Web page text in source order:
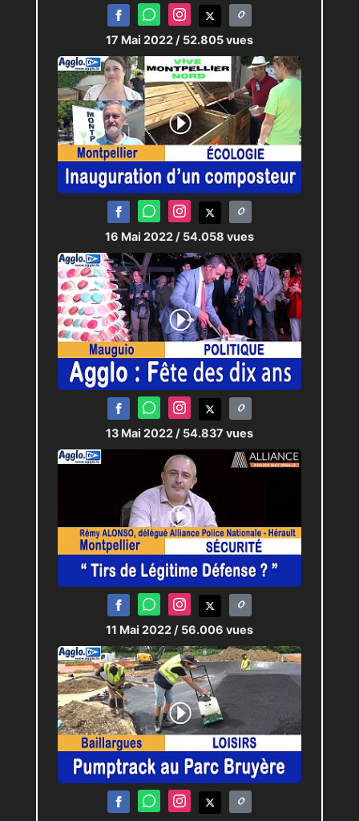
17 Mai 2022 / 52.805 vues
16 Mai 2022 / 54.058 vues
13 Mai 2022 / 54.837 vues
11 Mai 2022 / 56.006 vues